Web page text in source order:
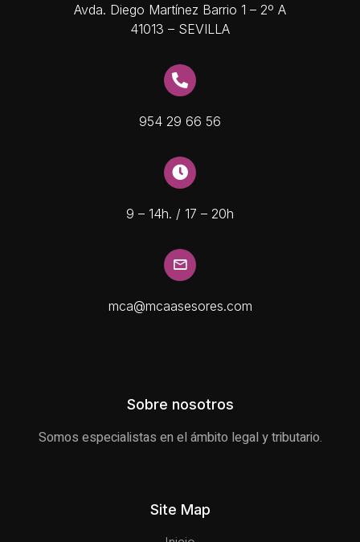
Avda. Diego Martínez Barrio 1 – 2º A
41013 – SEVILLA
954 29 66 56
9 – 14h. / 17 – 20h
mca@mcaasesores.com
Sobre nosotros
Somos especialistas en el ámbito legal y tributario.
Site Map